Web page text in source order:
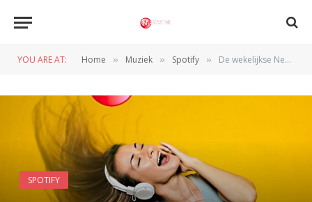
YOU ARE AT: Home » Muziek » Spotify » De wekelijkse New Music Friday Maxazine Playlist op Spotify, 04 Juli 2025
SPOTIFY